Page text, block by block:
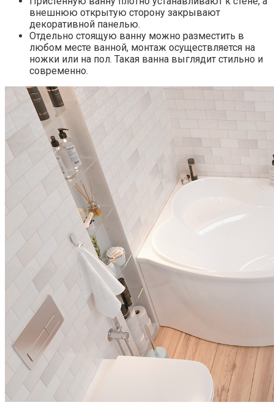
внешнюю открытую сторону закрывают
декоративной панелью.
Отдельно стоящую ванну можно разместить в
любом месте ванной, монтаж осуществляется на
ножки или на пол. Такая ванна выглядит стильно и
современно.